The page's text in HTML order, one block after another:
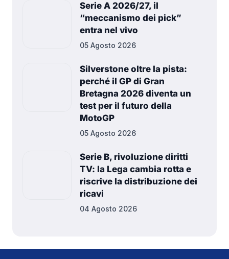
Serie A 2026/27, il
“meccanismo dei pick”
entra nel vivo
05 Agosto 2026
Silverstone oltre la pista:
perché il GP di Gran
Bretagna 2026 diventa un
test per il futuro della
MotoGP
05 Agosto 2026
Serie B, rivoluzione diritti
TV: la Lega cambia rotta e
riscrive la distribuzione dei
ricavi
04 Agosto 2026